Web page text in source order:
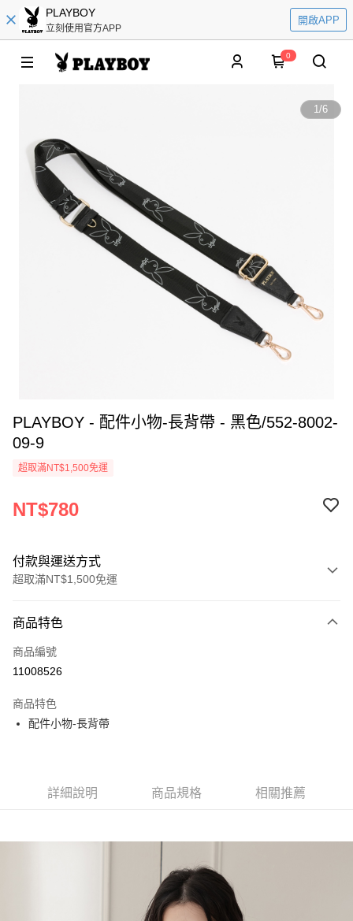
PLAYBOY
立刻使用官方APP
開啟APP
0
1/6
PLAYBOY - 配件小物-長背帶 - 黑色/552-8002-
09-9
超取滿NT$1,500免運
NT$780
付款與運送方式
超取滿NT$1,500免運
信用卡一次付款
超商取貨付款
Apple Pay
【大哥付你分期使用說明】
2.付款方式選擇「大哥付你分期」，訂單成立後會自動跳轉到大哥付的交易
流程，驗證手機門號後，選擇欲分期的期數、繳款截止日，確認付款後即完
3.實際核准額度、可分期數及費用金額請依後續交易確認頁面所載為準。
AFTEE先享後付是「在收到商品之後才付款」的支付方式。 讓您購物簡單
商品特色
商品編號
11008526
商品特色
配件小物-長背帶
詳細說明 商品規格 相關推薦